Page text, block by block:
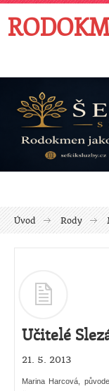
Úvod Rody
Učitelé
21. 5. 2013
Marina Harcová,